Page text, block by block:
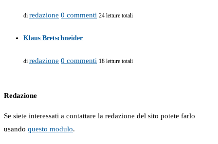
di redazione 0 commenti 24 letture totali
Klaus Bretschneider
di redazione 0 commenti 18 letture totali
Redazione
Se siete interessati a contattare la redazione del sito potete farlo
usando questo modulo.